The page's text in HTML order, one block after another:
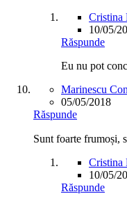
Cristina
10/05/
Răspunde
Eu nu pot
Marinescu
05/05/2018
Răspunde
Sunt foarte frumoși,
Cristina
10/05/
Răspunde